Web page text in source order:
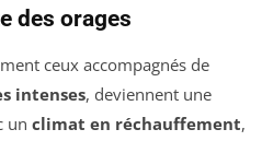
des orages
ceux accompagnés de
intenses, deviennent une
un climat en réchauffement,